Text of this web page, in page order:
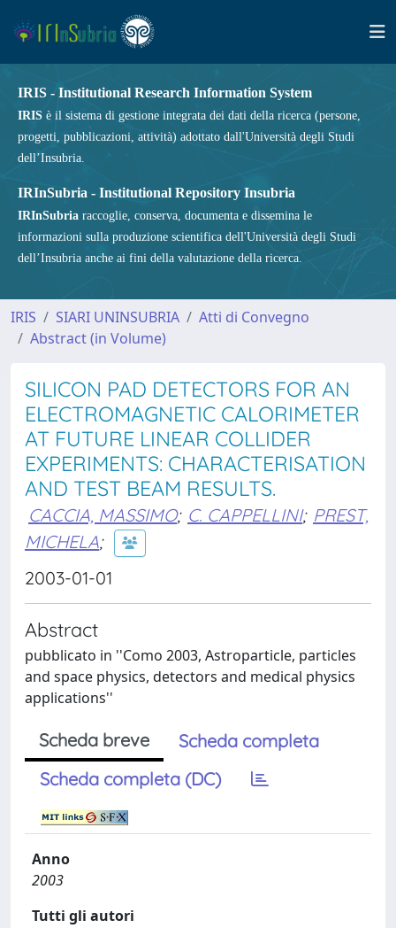
IRIS - Institutional Research Information System
IRIS è il sistema di gestione integrata dei dati della ricerca (persone,
progetti, pubblicazioni, attività) adottato dall'Università degli Studi
dell’Insubria.
IRInSubria - Institutional Repository Insubria
IRInSubria raccoglie, conserva, documenta e dissemina le
informazioni sulla produzione scientifica dell'Università degli Studi
dell’Insubria anche ai fini della valutazione della ricerca.
IRIS SIARI UNINSUBRIA
Atti di Convegno
Abstract (in Volume)
SILICON PAD DETECTORS FOR AN
ELECTROMAGNETIC CALORIMETER
AT FUTURE LINEAR COLLIDER
EXPERIMENTS: CHARACTERISATION
AND TEST BEAM RESULTS.
CACCIA, MASSIMO; C. CAPPELLINI; PREST,
MICHELA;
2003-01-01
Abstract
pubblicato in ''Como 2003, Astroparticle, particles
and space physics, detectors and medical physics
applications''
Scheda breve
Scheda completa
Scheda completa (DC)
Anno
2003
Tutti gli autori